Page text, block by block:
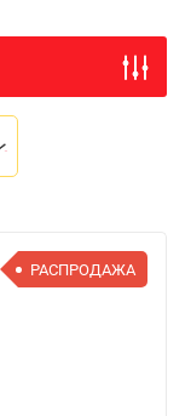
РАСПРОДАЖА